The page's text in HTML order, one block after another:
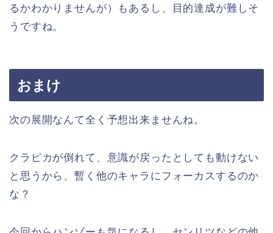
るかわかりませんが）もあるし、目的達成が難しそ
うですね。
おまけ
次の展開なんて全く予想出来ませんね。
クラピカが倒れて、意識が戻ったとしても動けない
と思うから、暫く他のキャラにフォーカスするのか
な？